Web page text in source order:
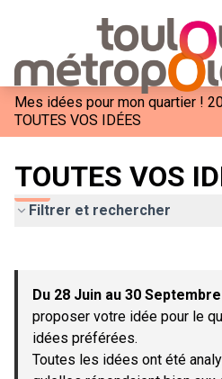
Mes idées pour mon quartier !
TOUTES VOS IDÉES
TOUTES VOS
Filtrer et rechercher
−
Du 28 Juin au 30
proposer votre idée pour le
idées préférées.
Toutes les idées ont été